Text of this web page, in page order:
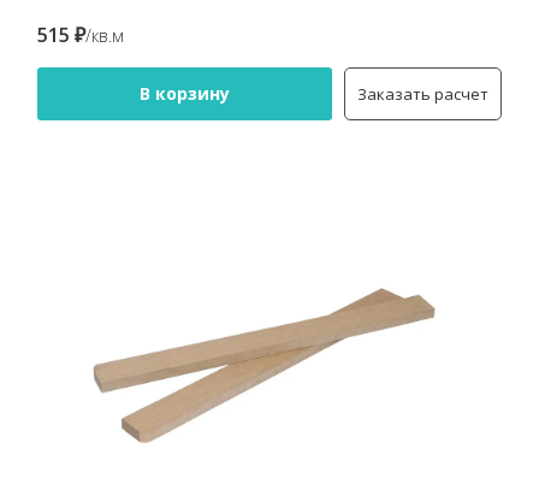
515 ₽/кв.м
В корзину Заказать расчет